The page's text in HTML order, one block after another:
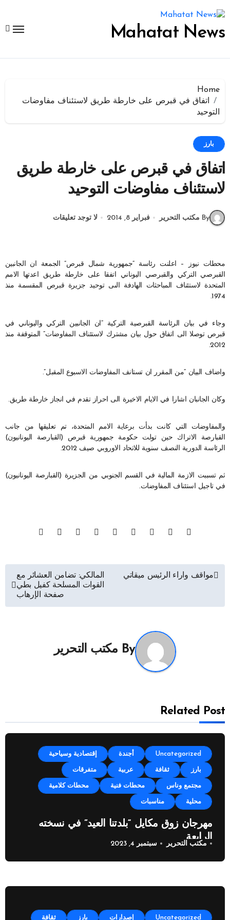
إلى
المحتوى
Mahatat News
Home
اتفاق في قبرص على خارطة طريق لاستئناف مفاوضات
التوحيد
بارز
اتفاق في قبرص على خارطة طريق
لاستئناف مفاوضات التوحيد
By مكتب التحرير فبراير 8, 2014 لا توجد تعليقات
محطات نيوز – اعلنت رئاسة “جمهورية شمال قبرص” الجمعة ان الجانبين
القبرصي التركي والقبرصي اليوناني اتفقا على خارطة طريق اعدتها الامم
المتحدة لاستئناف المباحثات الهادفة الىى توحيد جزيرة قبرص المقسمة منذ
1974.
وجاء في بيان الرئاسة القبرصية التركية “ان الجانبين التركي واليوناني في
قبرص توصلا الى اتفاق حول بيان مشترك لاستئناف المفاوضات” المتوقفة منذ
2012.
واضاف البيان “من المقرر ان تستانف المفاوضات الاسبوع المقبل”.
وكان الجانبان اشارا في الايام الاخيرة الى احراز تقدم في انجاز خارطة طريق.
والمفاوضات التي كانت بدأت برعاية الامم المتحدة، تم تعليقها من جانب
القبارصة الاتراك حين تولت حكومة جمهورية قبرص (القبارصة اليونانيون)
الرئاسة الدورية النصف سنوية للاتحاد الاوروبي صيف 2012.
ثم تسببت الازمة المالية في القسم الجنوبي من الجزيرة (القبارصة اليونانيون)
في تاجيل استئناف المفاوضات.
تصفّح
مواقف واراء الرئيس ميقاتي
المالكي: تضامن العشائر مع
القوات المسلحة كفيل بطي
صفحة الإرهاب
By مكتب التحرير
Related Post
Uncategorized أجندة إقتصادية وسياحية
بارز ثقافة عربية متفرقات
مجتمع وناس محطات فنية محطات كلامية
محلية مناسبات
مهرجان زوق مكايل “بلدتنا العيد” في نسخته
الرابعة
مكتب التحرير سبتمبر 4, 2023
Uncategorized إصدارات بارز ثقافة